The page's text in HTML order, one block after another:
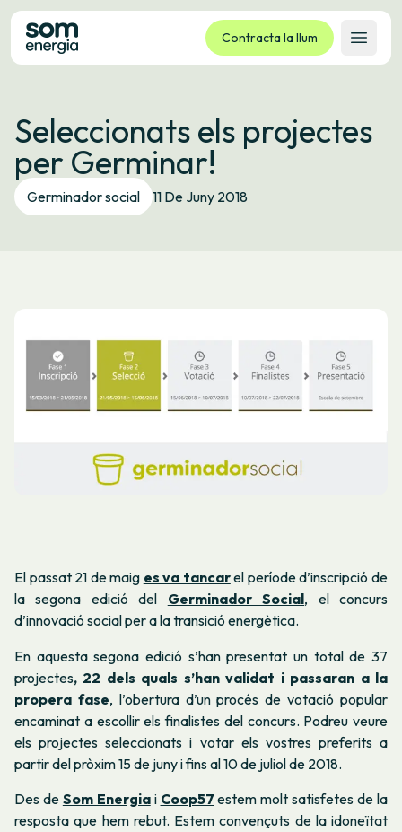
Contracta la llum
Obrir
Tarifes
Serveis
Empreses
La cooperativa
Seleccionats els projectes
per Germinar!
Germinador social 11 De Juny 2018
El passat 21 de maig es va tancarel període d’inscripció de
la segona edició del Germinador Social, el concurs
d’innovació social per a la transició energètica.
En aquesta segona edició s’han presentat un total de 37
projectes, 22 dels quals s’han validat i passaran a la
propera fase, l’obertura d’un procés de votació popular
encaminat a escollir els finalistes del concurs. Podreu veure
els projectes seleccionats i votar els vostres preferits a
partir del pròxim 15 de juny i fins al 10 de juliol de 2018.
Des de Som Energiai Coop57 estem molt satisfetes de la
resposta que hem rebut. Estem convençuts de la idoneïtat